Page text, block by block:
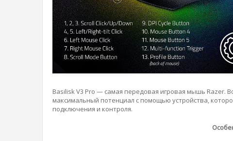
Basilisk V3 Pro — самая передовая игровая мышь Razer.
максимальный потенциал с помощью устройства,
подключения и контроля.